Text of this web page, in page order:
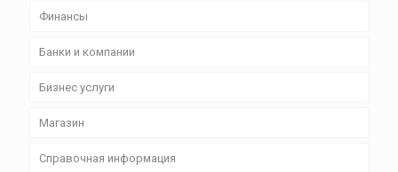
Финансы
Банки и компании
Бизнес уcлуги
Магазин
Справочная информация